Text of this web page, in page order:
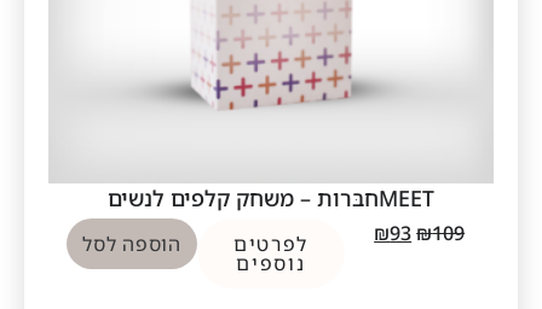
MEETחבּרות – משחק קלפים לנשים
₪109
₪93 לפרטים
נוספים
הוספה לסל